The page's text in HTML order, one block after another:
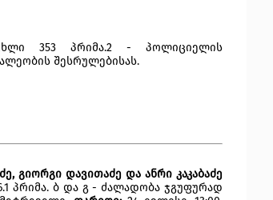
353 პრიმა.2 - პოლიციელის
შესრულებისას.
გიორგი დავითაძე და ანრი კაკაბაძე
პრიმა. ბ და გ - ძალადობა ჯგუფურად